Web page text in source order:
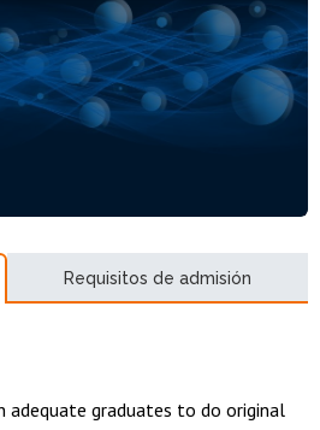
os
Requisitos de admisión
adequate graduates to do original